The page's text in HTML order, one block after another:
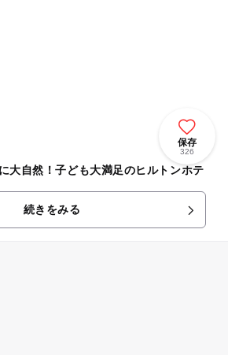
保存
326
大自然！子ども大満足のヒルトンホテ
続きをみる